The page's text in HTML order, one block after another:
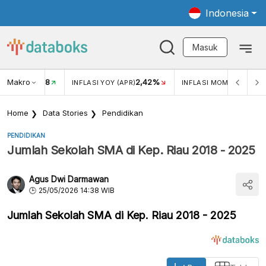
Indonesia
Masuk
Makro
USD/IDR 18 INFLASI YOY (APR)2,42% INFLASI MOM (APR)
Home Data Stories Pendidikan
PENDIDIKAN
Jumlah Sekolah SMA di Kep. Riau 2018 - 2025
Agus Dwi Darmawan
25/05/2026 14:38 WIB
Jumlah Sekolah SMA di Kep. Riau 2018 - 2025